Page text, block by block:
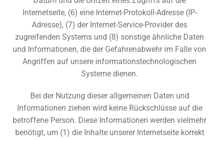
Internetseite, (6) eine Internet-Protokoll-Adresse (IP-
Adresse), (7) der Internet-Service-Provider des
zugreifenden Systems und (8) sonstige ähnliche Daten
und Informationen, die der Gefahrenabwehr im Falle von
Angriffen auf unsere informationstechnologischen
Systeme dienen.
Bei der Nutzung dieser allgemeinen Daten und
Informationen ziehen wird keine Rückschlüsse auf die
betroffene Person. Diese Informationen werden vielmehr
benötigt, um (1) die Inhalte unserer Internetseite korrekt